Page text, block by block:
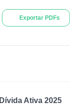
Exportar PDFs
Dívida Ativa 2025